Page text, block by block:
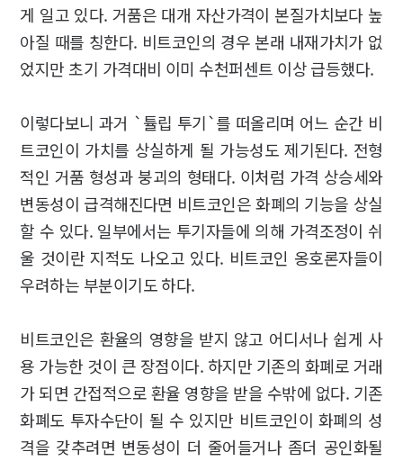
게 일고 있다. 거품은 대개 자산가격이 본질가치보다 높
아질 때를 칭한다. 비트코인의 경우 본래 내재가치가 없
었지만 초기 가격대비 이미 수천퍼센트 이상 급등했다.
이렇다보니 과거 `튤립 투기`를 떠올리며 어느 순간 비
트코인이 가치를 상실하게 될 가능성도 제기된다. 전형
적인 거품 형성과 붕괴의 형태다. 이처럼 가격 상승세와
변동성이 급격해진다면 비트코인은 화폐의 기능을 상실
할 수 있다. 일부에서는 투기자들에 의해 가격조정이 쉬
울 것이란 지적도 나오고 있다. 비트코인 옹호론자들이
우려하는 부분이기도 하다.
비트코인은 환율의 영향을 받지 않고 어디서나 쉽게 사
용 가능한 것이 큰 장점이다. 하지만 기존의 화폐로 거래
가 되면 간접적으로 환율 영향을 받을 수밖에 없다. 기존
화폐도 투자수단이 될 수 있지만 비트코인이 화폐의 성
격을 갖추려면 변동성이 더 줄어들거나 좀더 공인화될